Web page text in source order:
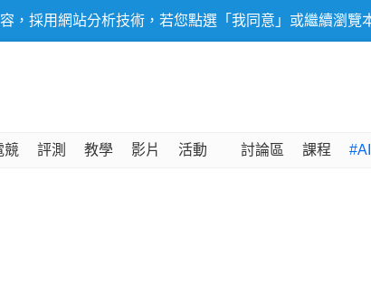
，採用網站分析技術，若您點選「我同意」或繼續瀏覽
競 評測 教學 影片 活動 討論區 課程